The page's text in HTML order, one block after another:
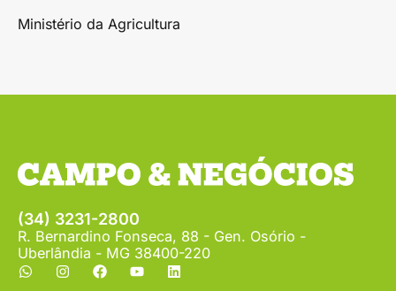
Ministério da Agricultura
(34) 3231-2800
R. Bernardino Fonseca, 88 - Gen. Osório -
Uberlândia - MG 38400-220